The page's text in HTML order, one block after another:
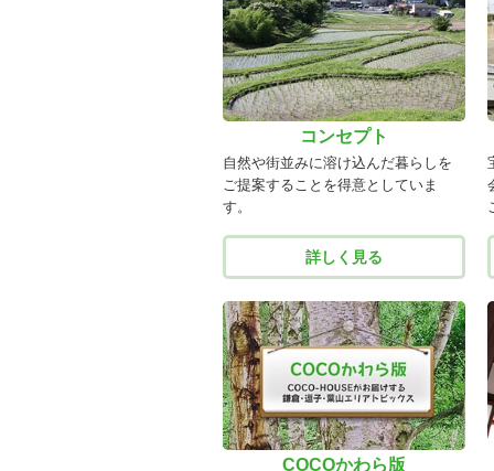
コンセプト
自然や街並みに溶け込んだ暮らしを
ご提案することを得意としていま
す。
詳しく見る
COCOかわら版